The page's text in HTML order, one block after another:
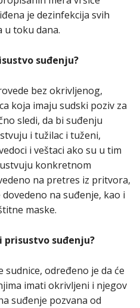
je dezinfekcija svih
u toku dana.
suđenju?
bez okrivljenog,
koja imaju sudski poziv za
sledi, da bi suđenju
i tužilac i tuženi,
i veštaci ako su u tim
konkretnom
na pretres iz pritvora,
na suđenje, kao i
maske.
prisustvo suđenju?
sudnice, određeno je da će
imati okrivljeni i njegov
suđenje pozvana od